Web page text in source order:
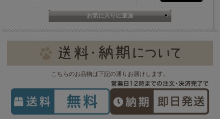
こちらのお品物は下記の通りお届けします。